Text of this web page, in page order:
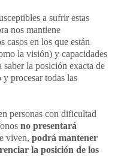
a sufrir estas
nos mantiene
casos en los que están
la visión) y capacidades
saber la posición exacta de
procesar todas las
personas con dificultad
no presentará
viven, podrá mantener
la posición de los